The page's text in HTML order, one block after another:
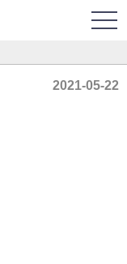
2021-05-22